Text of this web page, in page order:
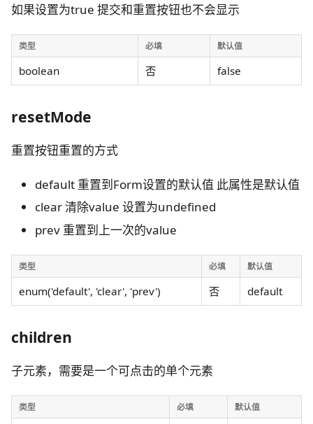
如果设置为true 提交和重置按钮也不会显示
类型 必填 默认值
boolean 否 false
resetMode
重置按钮重置的方式
default 重置到Form设置的默认值 此属性是默认值
clear 清除value 设置为undefined
prev 重置到上一次的value
类型 必填 默认值
enum('default', 'clear', 'prev') 否 default
children
子元素，需要是一个可点击的单个元素
类型 必填 默认值